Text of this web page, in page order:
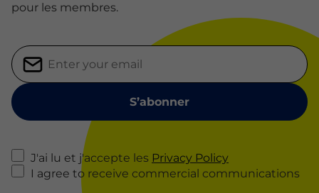
pour les membres.
J'ai lu et j'accepte les Privacy Policy
I agree to receive commercial communications